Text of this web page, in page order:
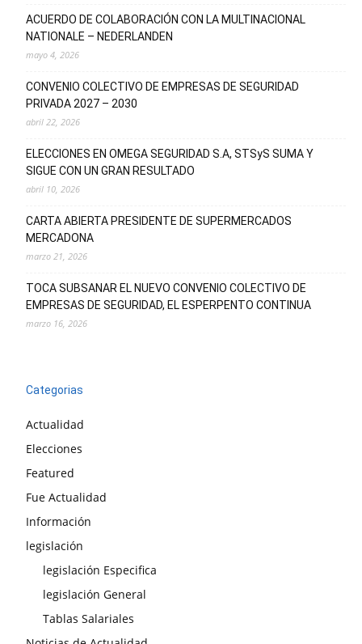
ACUERDO DE COLABORACIÓN CON LA MULTINACIONAL
NATIONALE – NEDERLANDEN
mayo 4, 2026
CONVENIO COLECTIVO DE EMPRESAS DE SEGURIDAD
PRIVADA 2027 – 2030
abril 22, 2026
ELECCIONES EN OMEGA SEGURIDAD S.A, STSyS SUMA Y
SIGUE CON UN GRAN RESULTADO
abril 10, 2026
CARTA ABIERTA PRESIDENTE DE SUPERMERCADOS
MERCADONA
marzo 21, 2026
TOCA SUBSANAR EL NUEVO CONVENIO COLECTIVO DE
EMPRESAS DE SEGURIDAD, EL ESPERPENTO CONTINUA
marzo 16, 2026
Categorias
Actualidad
Elecciones
Featured
Fue Actualidad
Información
legislación
legislación Especifica
legislación General
Tablas Salariales